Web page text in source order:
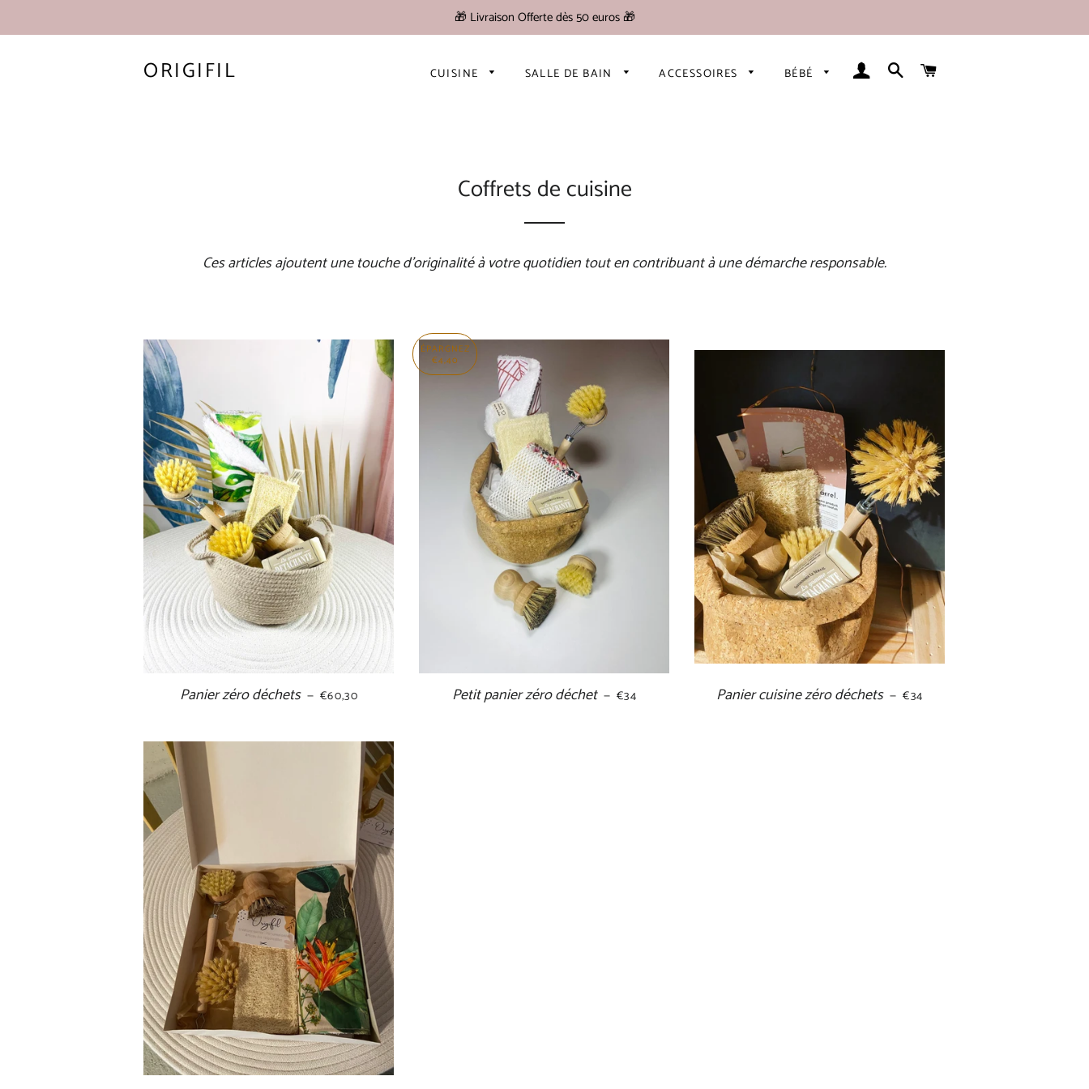
🎁 Livraison Offerte dès 50 euros 🎁
ORIGIFIL CUISINE SALLE DE BAIN ACCESSOIRES BÉBÉ SE CONNECTER
RECHERCHER
Coffrets de cuisine
Ces articles ajoutent une touche d'originalité à votre quotidien tout en contribuant à une démarche responsable.
Panier zéro déchets — PRIX RÉGULIER
€60,30
ÉPARGNEZ
€4,40
Petit panier zéro déchet — PRIX RÉDUIT
€34 Panier cuisine zéro déchets — PRIX RÉGULIER
€34